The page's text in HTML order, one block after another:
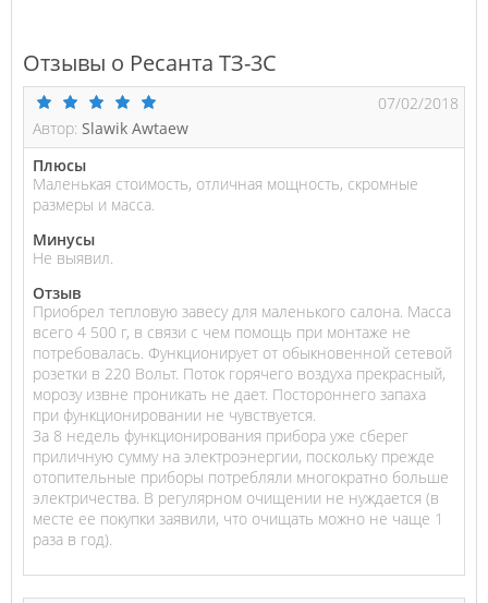
Отзывы о Ресанта ТЗ-3С
Автор: Slawik Awtaew
07/02/2018
Плюсы
Маленькая стоимость, отличная мощность, скромные
размеры и масса.
Минусы
Не выявил.
Отзыв
Приобрел тепловую завесу для маленького салона. Масса
всего 4 500 г, в связи с чем помощь при монтаже не
потребовалась. Функционирует от обыкновенной сетевой
розетки в 220 Вольт. Поток горячего воздуха прекрасный,
морозу извне проникать не дает. Постороннего запаха
при функционировании не чувствуется.
За 8 недель функционирования прибора уже сберег
приличную сумму на электроэнергии, поскольку прежде
отопительные приборы потребляли многократно больше
электричества. В регулярном очищении не нуждается (в
месте ее покупки заявили, что очищать можно не чаще 1
раза в год).